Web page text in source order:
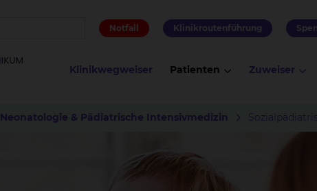
Notfall Klinikroutenführung
Klinikwegweiser Patienten Zuweiser
Neonatologie & Pädiatrische Intensivmedizin